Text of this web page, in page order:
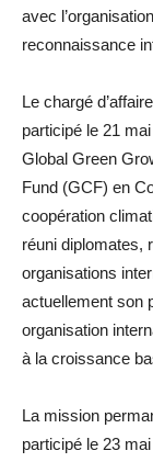
avec
reconnaissance
Le chargé
participé le 21
Global Green
Fund (GCF) en
coopération
réuni diplomates,
organisations
actuellement son
organisation
à la croissance
La mission
participé le 23